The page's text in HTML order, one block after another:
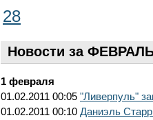
28
Новости за
1 февраля
01.02.2011 00:05 "Ливерпуль"
01.02.2011 00:10 Даниэль